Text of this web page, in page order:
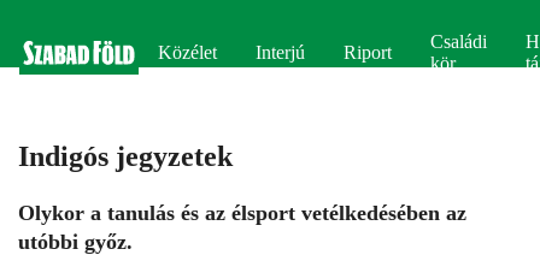
Közélet Interjú Riport
Családi
kör
Indigós jegyzetek
Olykor a tanulás és az élsport vetélkedésében az
utóbbi győz.